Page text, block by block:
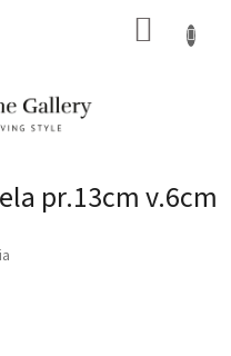
pr.13cm v.6cm